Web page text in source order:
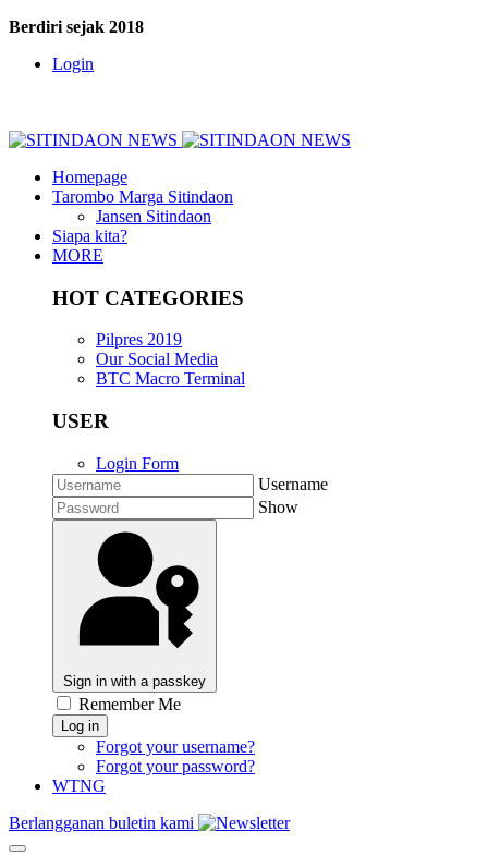
Berdiri sejak 2018
Login
Homepage
Tarombo Marga Sitindaon
Jansen Sitindaon
Siapa kita?
MORE
HOT CATEGORIES
Pilpres 2019
Our Social Media
BTC Macro Terminal
USER
Login Form
Username
Show
Sign in with a passkey
Remember Me
Log in
Forgot your username?
Forgot your password?
WTNG
Berlangganan buletin kami